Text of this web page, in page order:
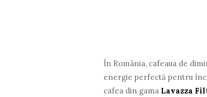
În România, cafeaua de
energie perfectă pentru
cafea din gama Lavazza